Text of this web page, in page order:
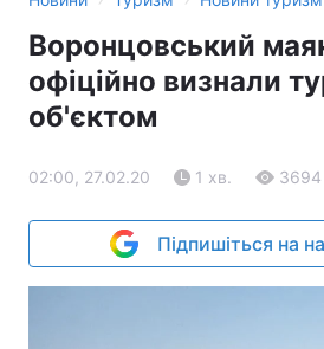
Воронцовський
офіційно визнали
об'єктом
02:00, 27.02.20 1 хв. 3694
Підпишіться на